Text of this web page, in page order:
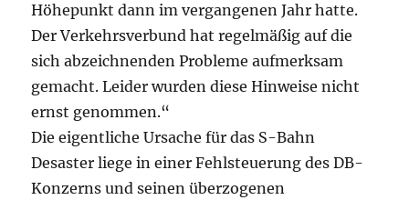
Höhepunkt dann im vergangenen Jahr hatte.
Der Verkehrsverbund hat regelmäßig auf die
sich abzeichnenden Probleme aufmerksam
gemacht. Leider wurden diese Hinweise nicht
ernst genommen.“
Die eigentliche Ursache für das S-Bahn
Desaster liege in einer Fehlsteuerung des DB-
Konzerns und seinen überzogenen